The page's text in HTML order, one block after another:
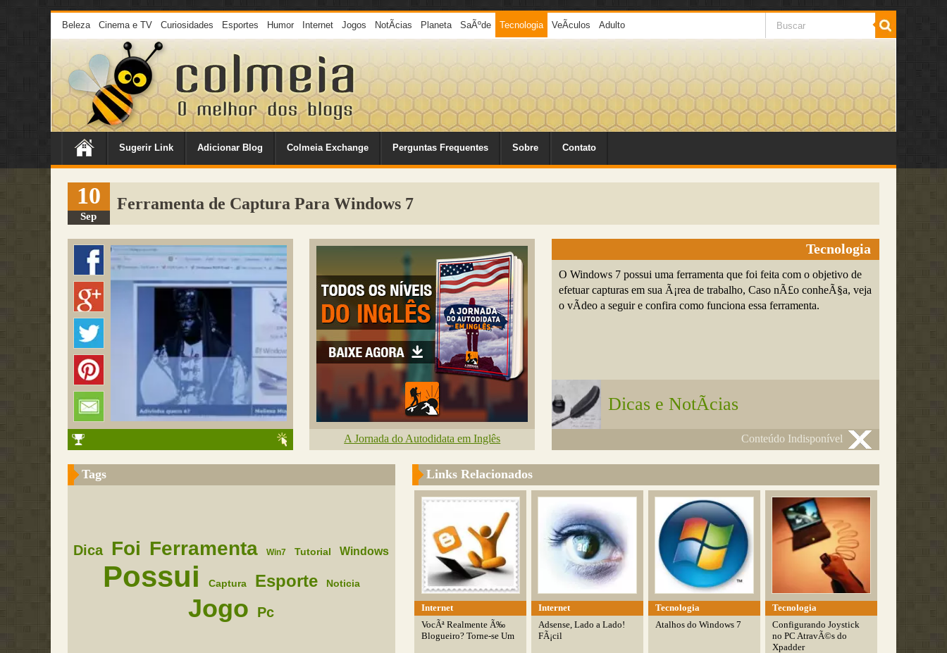
Beleza Cinema e TV Curiosidades Esportes Humor Internet Jogos NotÃ­cias Planeta SaÃºde Tecnologia VeÃ­culos Adulto
Sugerir Link Adicionar Blog Colmeia Exchange Perguntas Frequentes Sobre Contato
10
Sep
Ferramenta de Captura Para Windows 7
A Jornada do Autodidata em Inglês
Tecnologia
O Windows 7 possui uma ferramenta que foi feita com o objetivo de
efetuar capturas em sua Ã¡rea de trabalho, Caso nÃ£o conheÃ§a, veja
o vÃ­deo a seguir e confira como funciona essa ferramenta.
Dicas e NotÃ­cias
Conteúdo Indisponível
Tags
Dica Foi Ferramenta Win7 Tutorial Windows
Possui Captura Esporte Noticia
Jogo Pc
Links Relacionados
Internet
VocÃª Realmente Ã‰
Blogueiro? Torne-se Um
Internet
Adsense, Lado a Lado!
FÃ¡cil
Tecnologia
Atalhos do Windows 7
Tecnologia
Configurando Joystick
no PC AtravÃ©s do
Xpadder